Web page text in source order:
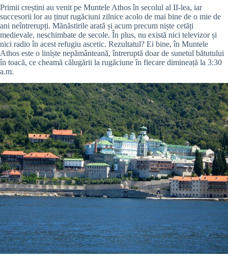
Primii creștini au venit pe Muntele Athos în secolul al II-lea, iar
succesorii lor au ținut rugăciuni zilnice acolo de mai bine de o mie de
ani neîntrerupți. Mănăstirile arată și acum precum niște cetăți
medievale, neschimbate de secole. În plus, nu există nici televizor și
nici radio în acest refugiu ascetic. Rezultatul? Ei bine, în Muntele
Athos este o liniște nepământeană, întreruptă doar de sunetul bătutului
în toacă, ce cheamă călugării la rugăciune în fiecare dimineață la 3:30
a.m.